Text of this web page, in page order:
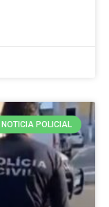
NOTICIA POLICIAL